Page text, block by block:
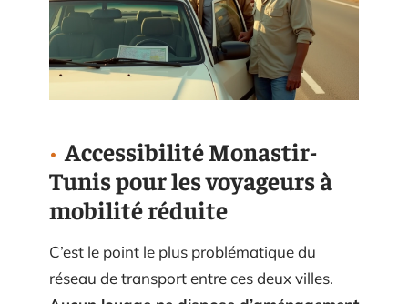
Accessibilité Monastir-
Tunis pour les voyageurs à
mobilité réduite
C’est le point le plus problématique du
réseau de transport entre ces deux villes.